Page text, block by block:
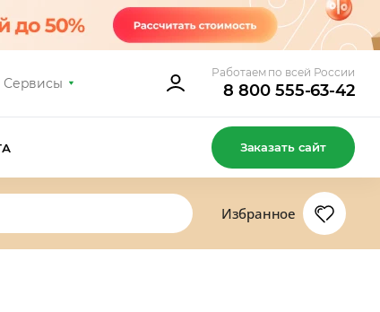
Сервисы
Работаем по всей России
8 800 555-63-42
Заказать сайт
Избранное